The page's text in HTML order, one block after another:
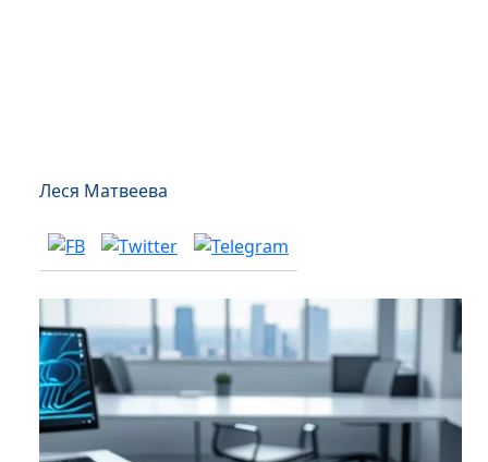
Леся Матвеева